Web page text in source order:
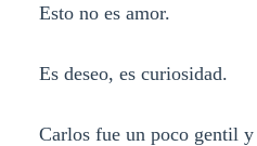
Esto no es amor.
Es deseo, es curiosidad.
Carlos fue un poco gentil